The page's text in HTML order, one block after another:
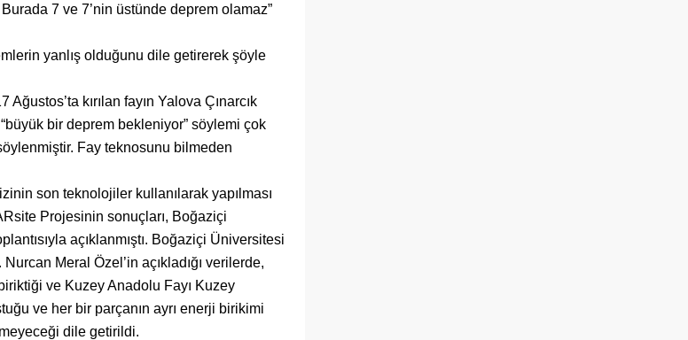
7 ve 7’nin üstünde deprem olamaz”
yanlış olduğunu dile getirerek şöyle
kırılan fayın Yalova Çınarcık
“büyük bir deprem bekleniyor” söylemi çok
söylenmiştir. Fay teknosunu bilmeden
son teknolojiler kullanılarak yapılması
Projesinin sonuçları, Boğaziçi
açıklanmıştı. Boğaziçi Üniversitesi
Meral Özel’in açıkladığı verilerde,
ve Kuzey Anadolu Fayı Kuzey
ve her bir parçanın ayrı enerji birikimi
dile getirildi.